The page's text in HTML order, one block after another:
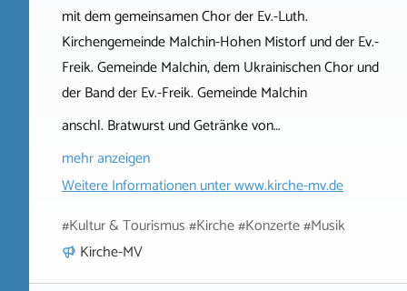
mit dem gemeinsamen Chor der Ev.-Luth.
Kirchengemeinde Malchin-Hohen Mistorf und der Ev.-
Freik. Gemeinde Malchin, dem Ukrainischen Chor und
der Band der Ev.-Freik. Gemeinde Malchin
anschl. Bratwurst und Getränke von…
mehr anzeigen
Weitere Informationen unterwww.kirche-mv.de
#Kultur & Tourismus #Kirche #Konzerte #Musik
Kirche-MV